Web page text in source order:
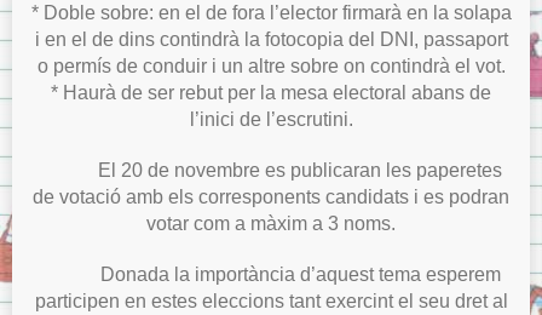
* Doble sobre: en el de fora l’elector firmarà en la solapa
i en el de dins contindrà la fotocopia del DNI, passaport
o permís de conduir i un altre sobre on contindrà el vot.
* Haurà de ser rebut per la mesa electoral abans de
l’inici de l’escrutini.
El 20 de novembre es publicaran les paperetes
de votació amb els corresponents candidats i es podran
votar com a màxim a 3 noms.
Donada la importància d’aquest tema esperem
participen en estes eleccions tant exercint el seu dret al